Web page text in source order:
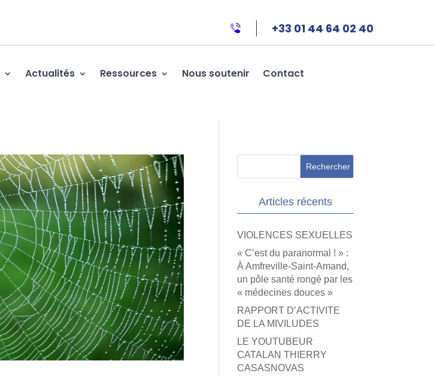
+33 01 44 64 02 40
Actualités Ressources Nous soutenir Contact
Articles récents
VIOLENCES SEXUELLES
« C’est du paranormal ! » :
À Amfreville-Saint-Amand,
un pôle santé rongé par les
« médecines douces »
RAPPORT D’ACTIVITE
DE LA MIVILUDES
LE YOUTUBEUR
CATALAN THIERRY
CASASNOVAS